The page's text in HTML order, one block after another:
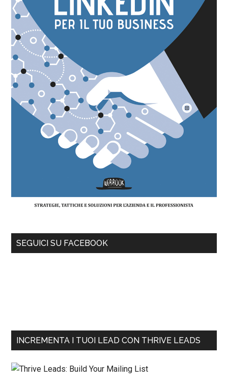
SEGUICI SU FACEBOOK
INCREMENTA I TUOI LEAD CON THRIVE LEADS